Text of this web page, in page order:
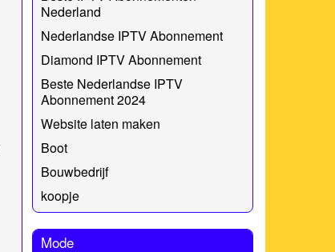
Nederland
Nederlandse IPTV Abonnement
Diamond IPTV Abonnement
Beste Nederlandse IPTV
Abonnement 2024
Website laten maken
Boot
Bouwbedrijf
koopje
Mode